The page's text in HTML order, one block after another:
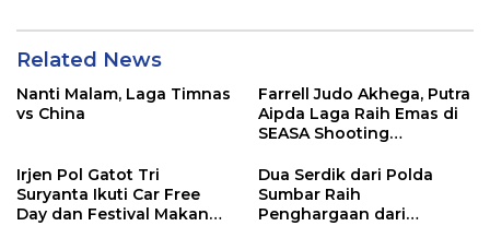
Related News
Nanti Malam, Laga Timnas
vs China
Farrell Judo Akhega, Putra
Aipda Laga Raih Emas di
SEASA Shooting
Irjen Pol Gatot Tri
Suryanta Ikuti Car Free
Day dan Festival Makan
Dua Serdik dari Polda
Sumbar Raih
Penghargaan dari